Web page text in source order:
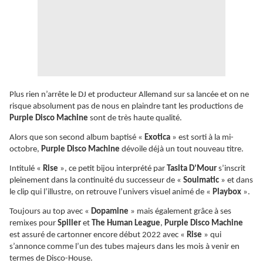
Plus rien n’arrête le DJ et producteur Allemand sur sa lancée et on ne
risque absolument pas de nous en plaindre tant les productions de
Purple Disco Machine sont de très haute qualité.
Alors que son second album baptisé « Exotica » est sorti à la mi-
octobre, Purple Disco Machine dévoile déjà un tout nouveau titre.
Intitulé « Rise », ce petit bijou interprété par Tasita D’Mour s’inscrit
pleinement dans la continuité du successeur de « Soulmatic » et dans
le clip qui l’illustre, on retrouve l’univers visuel animé de « Playbox ».
Toujours au top avec « Dopamine » mais également grâce à ses
remixes pour Spiller et The Human League, Purple Disco Machine
est assuré de cartonner encore début 2022 avec « Rise » qui
s’annonce comme l’un des tubes majeurs dans les mois à venir en
termes de Disco-House.